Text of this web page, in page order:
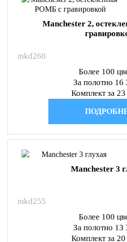
Manchester 2,
mkd260
Более 100
За полотно 16
Комплект за
Manchester 3
mkd255
Более 100
За полотно 13
Комплект за